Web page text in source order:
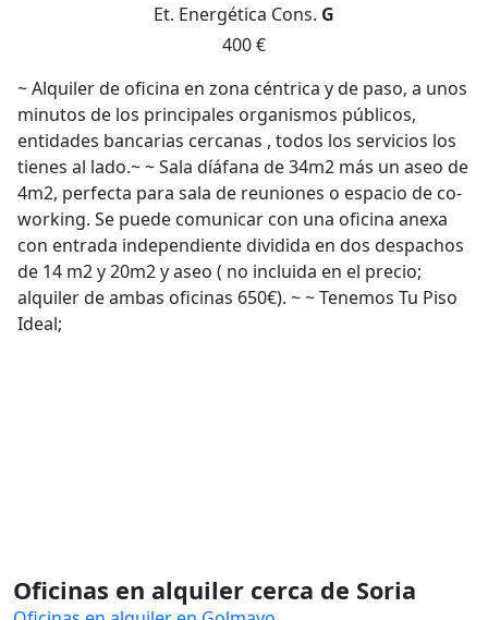
Et. Energética Cons. G
400 €
~ Alquiler de oficina en zona céntrica y de paso, a unos
minutos de los principales organismos públicos,
entidades bancarias cercanas , todos los servicios los
tienes al lado.~ ~ Sala díáfana de 34m2 más un aseo de
4m2, perfecta para sala de reuniones o espacio de co-
working. Se puede comunicar con una oficina anexa
con entrada independiente dividida en dos despachos
de 14 m2 y 20m2 y aseo ( no incluida en el precio;
alquiler de ambas oficinas 650€). ~ ~ Tenemos Tu Piso
Ideal;
Oficinas en alquiler cerca de Soria